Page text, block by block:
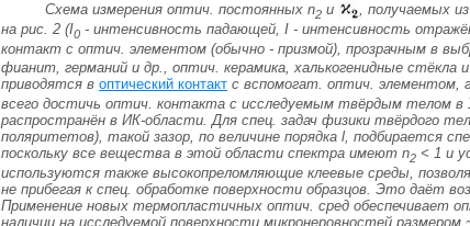
Схема измерения оптич. постоянных n2 и , получаемых
на рис. 2 (I0 - интенсивность падающей, I - интенсивность
контакт с оптич. элементом (обычно - призмой), прозрачным в
фианит, германий и др., оптич. керамика, халькогенидные
приводятся в оптический контакт с вспомогат. оптич. элементом,
всего достичь оптич. контакта с исследуемым твёрдым телом
распространён в ИК-области. Для спец. задач физики твёрдого
поляритетов) , такой зазор, по величине порядка l, подбирается
поскольку все вещества в этой области спектра имеют n2 < 1 и
используются также высокопреломляющие клеевые среды,
не прибегая к спец. обработке поверхности образцов. Это даёт
Применение новых термопластичных оптич. сред обеспечивает
наличии на исследуемой поверхности микронеровностей размером